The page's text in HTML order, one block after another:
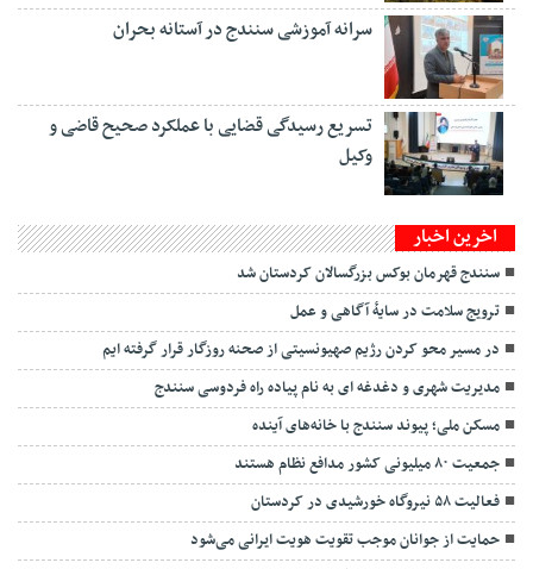
سرانه آموزشی سنندج در آستانه بحران
تسریع رسیدگی قضایی با عملکرد صحیح قاضی و
وکیل
اخرین اخبار
سنندج قهرمان بوکس بزرگسالان کردستان شد
ترویج سلامت در سایهٔ آگاهی و عمل
در مسیر محو کردن رژیم صهیونسیتی از صحنه روزگار قرار گرفته ایم
مدیریت شهری و دغدغه ای به نام پیاده راه فردوسی سنندج
مسکن ملی؛ پیوند سنندج با خانه‌های آینده
جمعیت ۸۰ میلیونی کشور مدافع نظام هستند
فعالیت ۵۸ نیروگاه خورشیدی در کردستان
حمایت از جوانان موجب تقویت هویت ایرانی می‌شود